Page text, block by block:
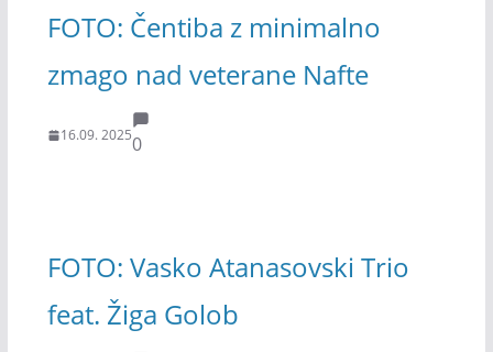
FOTO: Čentiba z minimalno
zmago nad veterane Nafte
16.09. 20250
FOTO: Vasko Atanasovski Trio
feat. Žiga Golob